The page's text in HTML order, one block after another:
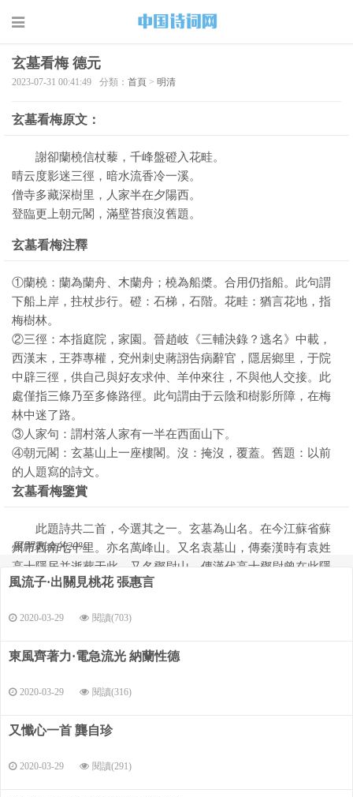
玄墓看梅 德元
2023-07-31 00:41:49 分類： 首頁 > 明清
玄墓看梅原文：
謝卻蘭橈信杖藜，千峰盤磴入花畦。
晴云度影迷三徑，暗水流香冷一溪。
僧寺多藏深樹里，人家半在夕陽西。
登臨更上朝元閣，滿壁苔痕沒舊題。
玄墓看梅注釋
①蘭橈：蘭為蘭舟、木蘭舟；橈為船槳。合用仍指船。此句謂
下船上岸，拄杖步行。磴：石梯，石階。花畦：猶言花地，指
梅樹林。
②三徑：本指庭院，家園。晉趙岐《三輔決錄？逃名》中載，
西漢末，王莽專權，兗州刺史蔣詡告病辭官，隱居鄉里，于院
中辟三徑，供自己與好友求仲、羊仲來往，不與他人交接。此
處僅指三條乃至多條路徑。此句謂由于云陰和樹影所障，在梅
林中迷了路。
③人家句：謂村落人家有一半在西面山下。
④朝元閣：玄墓山上一座樓閣。沒：掩沒，覆蓋。舊題：以前
的人題寫的詩文。
玄墓看梅鑒賞
此題詩共二首，今選其之一。玄墓為山名。在今江蘇省蘇
州市西南七十里。亦名萬峰山。又名袁墓山，傳秦漢時有袁姓
高士隱居并逝葬于此。又名鄧尉山，傳漢代高士鄧尉曾在此隱
居。山上多梅，蔚然成林。為蘇州市遠郊太湖畔重要旅游景
中留連觀賞，甚得其樂。景自然是美勝絕倫，詩也寫得從容優
展開剩余的20%
風流子·出關見桃花 張惠言
2020-03-29 閱讀(703)
東風齊著力·電急流光 納蘭性德
2020-03-29 閱讀(316)
又懺心一首 龔自珍
2020-03-29 閱讀(291)